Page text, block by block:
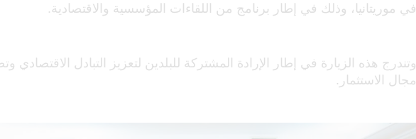
في موريتانيا، وذلك في إطار برنامج من اللقاءات المؤسسية والاقتصادية.
وتندرج هذه الزيارة في إطار الإرادة المشتركة للبلدين لتعزيز التبادل
مجال الاستثمار.